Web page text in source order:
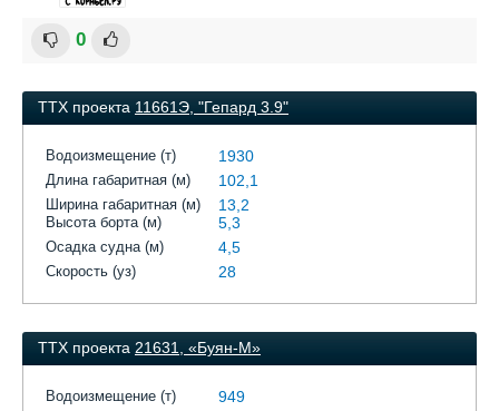
0
ТТХ проекта 11661Э, "Гепард 3.9"
Водоизмещение (т) 1930
Длина габаритная (м) 102,1
Ширина габаритная (м) 13,2
Высота борта (м) 5,3
Осадка судна (м) 4,5
Скорость (уз) 28
ТТХ проекта 21631, «Буян-М»
Водоизмещение (т) 949